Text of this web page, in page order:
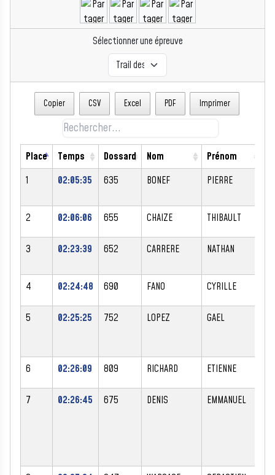
Sélectionner une épreuve
Copier CSV Excel PDF Imprimer
Place Temps Dossard Nom Prénom
1
02:05:35 635 BONEF PIERRE
2 02:06:06 655 CHAIZE THIBAULT
3 02:23:39 652 CARRERE NATHAN
4 02:24:48 690 FANO CYRILLE
5 02:25:25 752 LOPEZ GAEL
6 02:26:09 809 RICHARD ETIENNE
7 02:26:45 675 DENIS EMMANUEL